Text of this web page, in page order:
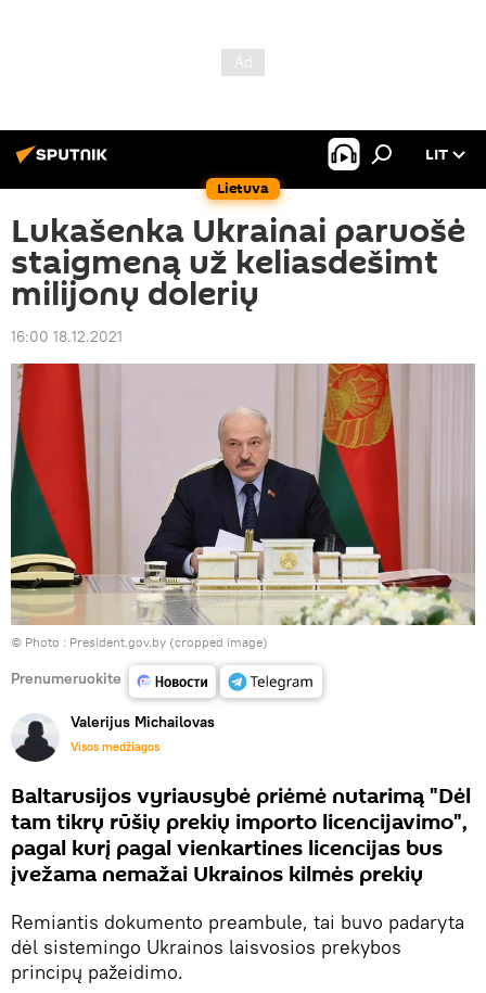
Lietuva
LIT
Lukašenka Ukrainai paruošė
staigmeną už keliasdešimt
milijonų dolerių
16:00 18.12.2021
© Photo : President.gov.by (cropped image)
Prenumeruokite
Valerijus Michailovas
Visos medžiagos
Baltarusijos vyriausybė priėmė nutarimą "Dėl
tam tikrų rūšių prekių importo licencijavimo",
pagal kurį pagal vienkartines licencijas bus
įvežama nemažai Ukrainos kilmės prekių
Remiantis dokumento preambule, tai buvo padaryta
dėl sistemingo Ukrainos laisvosios prekybos
principų pažeidimo.